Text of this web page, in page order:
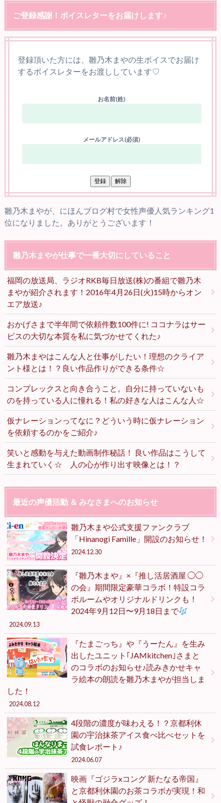
ご登録感謝！ボイスレターをお届けします♪
登録頂いた方には、雛乃木まやの生ボイスでお届け
するボイスレターをお渡ししています♡
お名前(姓)
メールアドレス(必須)
雛乃木まやが、にほんブログ村で女性声優人気ランキング1
位になりました。ありがとうございます！
雛乃木まやが仕事で一番大切にしていること
福岡の放送局、ラジオRKB毎日放送(株)の番組で雛乃木
まやが紹介されます！2016年4月26日(火)15時からオン
エア放送♪
おかげさまで半年間で依頼件数100件に! ココナラはサー
ビスの大切な本質を私に気づかせてくれた♪
雛乃木まやはこんな人と仕事がしたい！理想のクライア
ント様とは！？良い作品作りができる条件☆
コンプレックスと向き合うこと。自分に持っていないも
のを持っている人に憧れる！私の好きな人はこんな人☆
仮ナレーションってなに？どういう時に仮ナレーション
を依頼するのかをご紹介♪
笑いと感動を与えた動画制作秘話！ 良い作品はこうして
生まれていく☆ 人の心が作り出す映像とは！？
最近の声優活動 ＆ みなさまへのお知らせ
雛乃木まや公式支援ファンクラブ
「Hinanogi Famille」開設のお知らせ！
2024.12.30
『雛乃木まや』×『推し活居酒屋 ◯◯
の会』期間限定豪華コラボ！特設コラ
ボルームやオリジナルドリンクも！
2024年9月12日〜9月18日まで
2024.09.13
『たまごっち』や『うーたん』を生み
出したユニット｢JAMkitchen｣さまと
のコラボのお知らせ♪読みきかせキャ
ラ絵本の朗読を雛乃木まやが担当しま
した！
2024.08.12
4段階の濃度が味わえる！？京都利休
園の宇治抹茶アイス食べ比べセットを
試食レポート♪
2024.06.07
映画『ゴジラxコング 新たなる帝国』
と京都利休園のお茶コラボが実現！和